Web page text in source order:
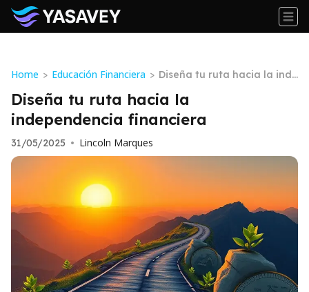
Home > Educación Financiera > Diseña tu ruta hacia la inde
pendencia financiera
Diseña tu ruta hacia la
independencia financiera
31/05/2025 • Lincoln Marques